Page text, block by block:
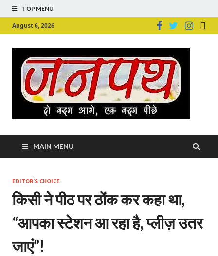
TOP MENU
August 6, 2026
MAIN MENU
EDITOR'S CHOICE
किसी ने पीठ पर ठोंक कर कहा था,
“आपका स्टेशन आ रहा है, प्लीज़ उतर
जाएं”!